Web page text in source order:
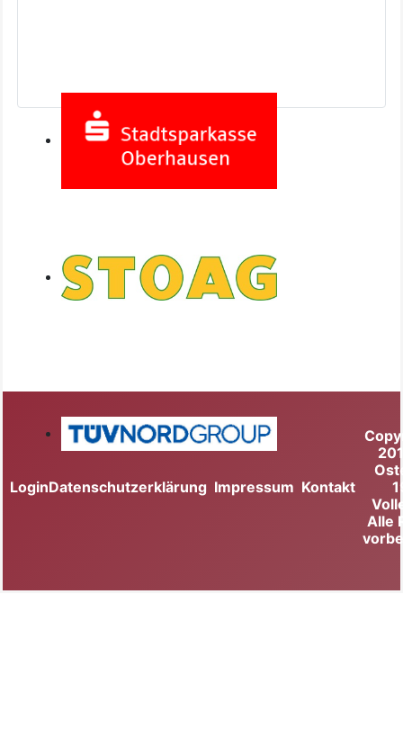
LoginDatenschutzerklärung Impressum Kontakt
Alle